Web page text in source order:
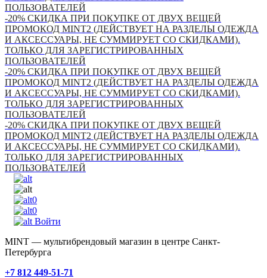
ПОЛЬЗОВАТЕЛЕЙ
-20% СКИДКА ПРИ ПОКУПКЕ ОТ ДВУХ ВЕЩЕЙ
ПРОМОКОД MINT2 (ДЕЙСТВУЕТ НА РАЗДЕЛЫ ОДЕЖДА
И АКСЕССУАРЫ, НЕ СУММИРУЕТ СО СКИДКАМИ).
ТОЛЬКО ДЛЯ ЗАРЕГИСТРИРОВАННЫХ
ПОЛЬЗОВАТЕЛЕЙ
-20% СКИДКА ПРИ ПОКУПКЕ ОТ ДВУХ ВЕЩЕЙ
ПРОМОКОД MINT2 (ДЕЙСТВУЕТ НА РАЗДЕЛЫ ОДЕЖДА
И АКСЕССУАРЫ, НЕ СУММИРУЕТ СО СКИДКАМИ).
ТОЛЬКО ДЛЯ ЗАРЕГИСТРИРОВАННЫХ
ПОЛЬЗОВАТЕЛЕЙ
-20% СКИДКА ПРИ ПОКУПКЕ ОТ ДВУХ ВЕЩЕЙ
ПРОМОКОД MINT2 (ДЕЙСТВУЕТ НА РАЗДЕЛЫ ОДЕЖДА
И АКСЕССУАРЫ, НЕ СУММИРУЕТ СО СКИДКАМИ).
ТОЛЬКО ДЛЯ ЗАРЕГИСТРИРОВАННЫХ
ПОЛЬЗОВАТЕЛЕЙ
0
0
Войти
MINT — мультибрендовый магазин в центре Санкт-
Петербурга
+7 812 449-51-71